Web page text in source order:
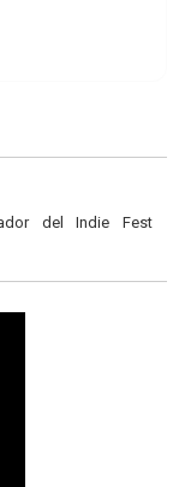
del Indie Fest